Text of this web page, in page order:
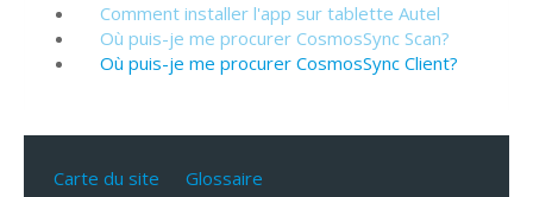
Comment installer l'app sur tablette Autel
Où puis-je me procurer CosmosSync Scan?
Où puis-je me procurer CosmosSync Client?
Carte du site Glossaire